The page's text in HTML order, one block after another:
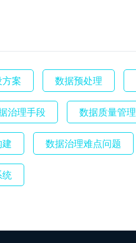
案 数据预处理
治理手段 数据质量管理
数据治理难点问题
统